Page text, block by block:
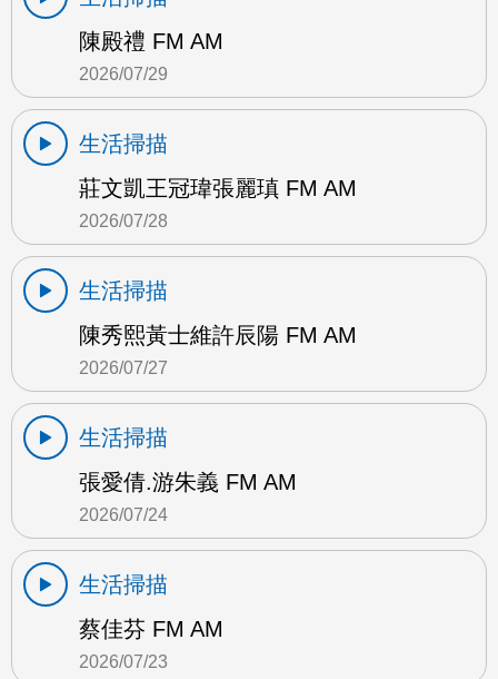
陳殿禮 FM AM
2026/07/29
生活掃描
莊文凱王冠瑋張麗瑱 FM AM
2026/07/28
生活掃描
陳秀熙黃士維許辰陽 FM AM
2026/07/27
生活掃描
張愛倩.游朱義 FM AM
2026/07/24
生活掃描
蔡佳芬 FM AM
2026/07/23